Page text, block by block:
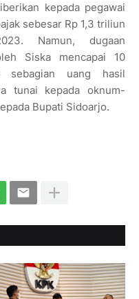
kepada pegawai
sebesar Rp 1,3 triliun
Namun, dugaan
Siska mencapai 10
sebagian uang hasil
tunai kepada oknum-
Bupati Sidoarjo.